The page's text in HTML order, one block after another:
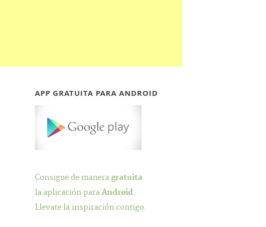
APP GRATUITA PARA ANDROID
Consigue de maneragratuita
la aplicación paraAndroid.
Llevate la inspiración contigo.